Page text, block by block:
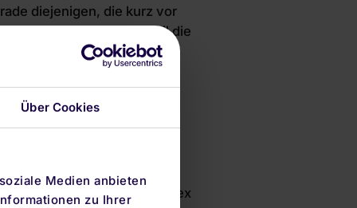
Über Cookies
Medien anbieten
zu Ihrer
diejenigen, die kurz vor
erklärt Dobbert. „Weil die
bis sich die negativen
Vergleich des Aktienindex